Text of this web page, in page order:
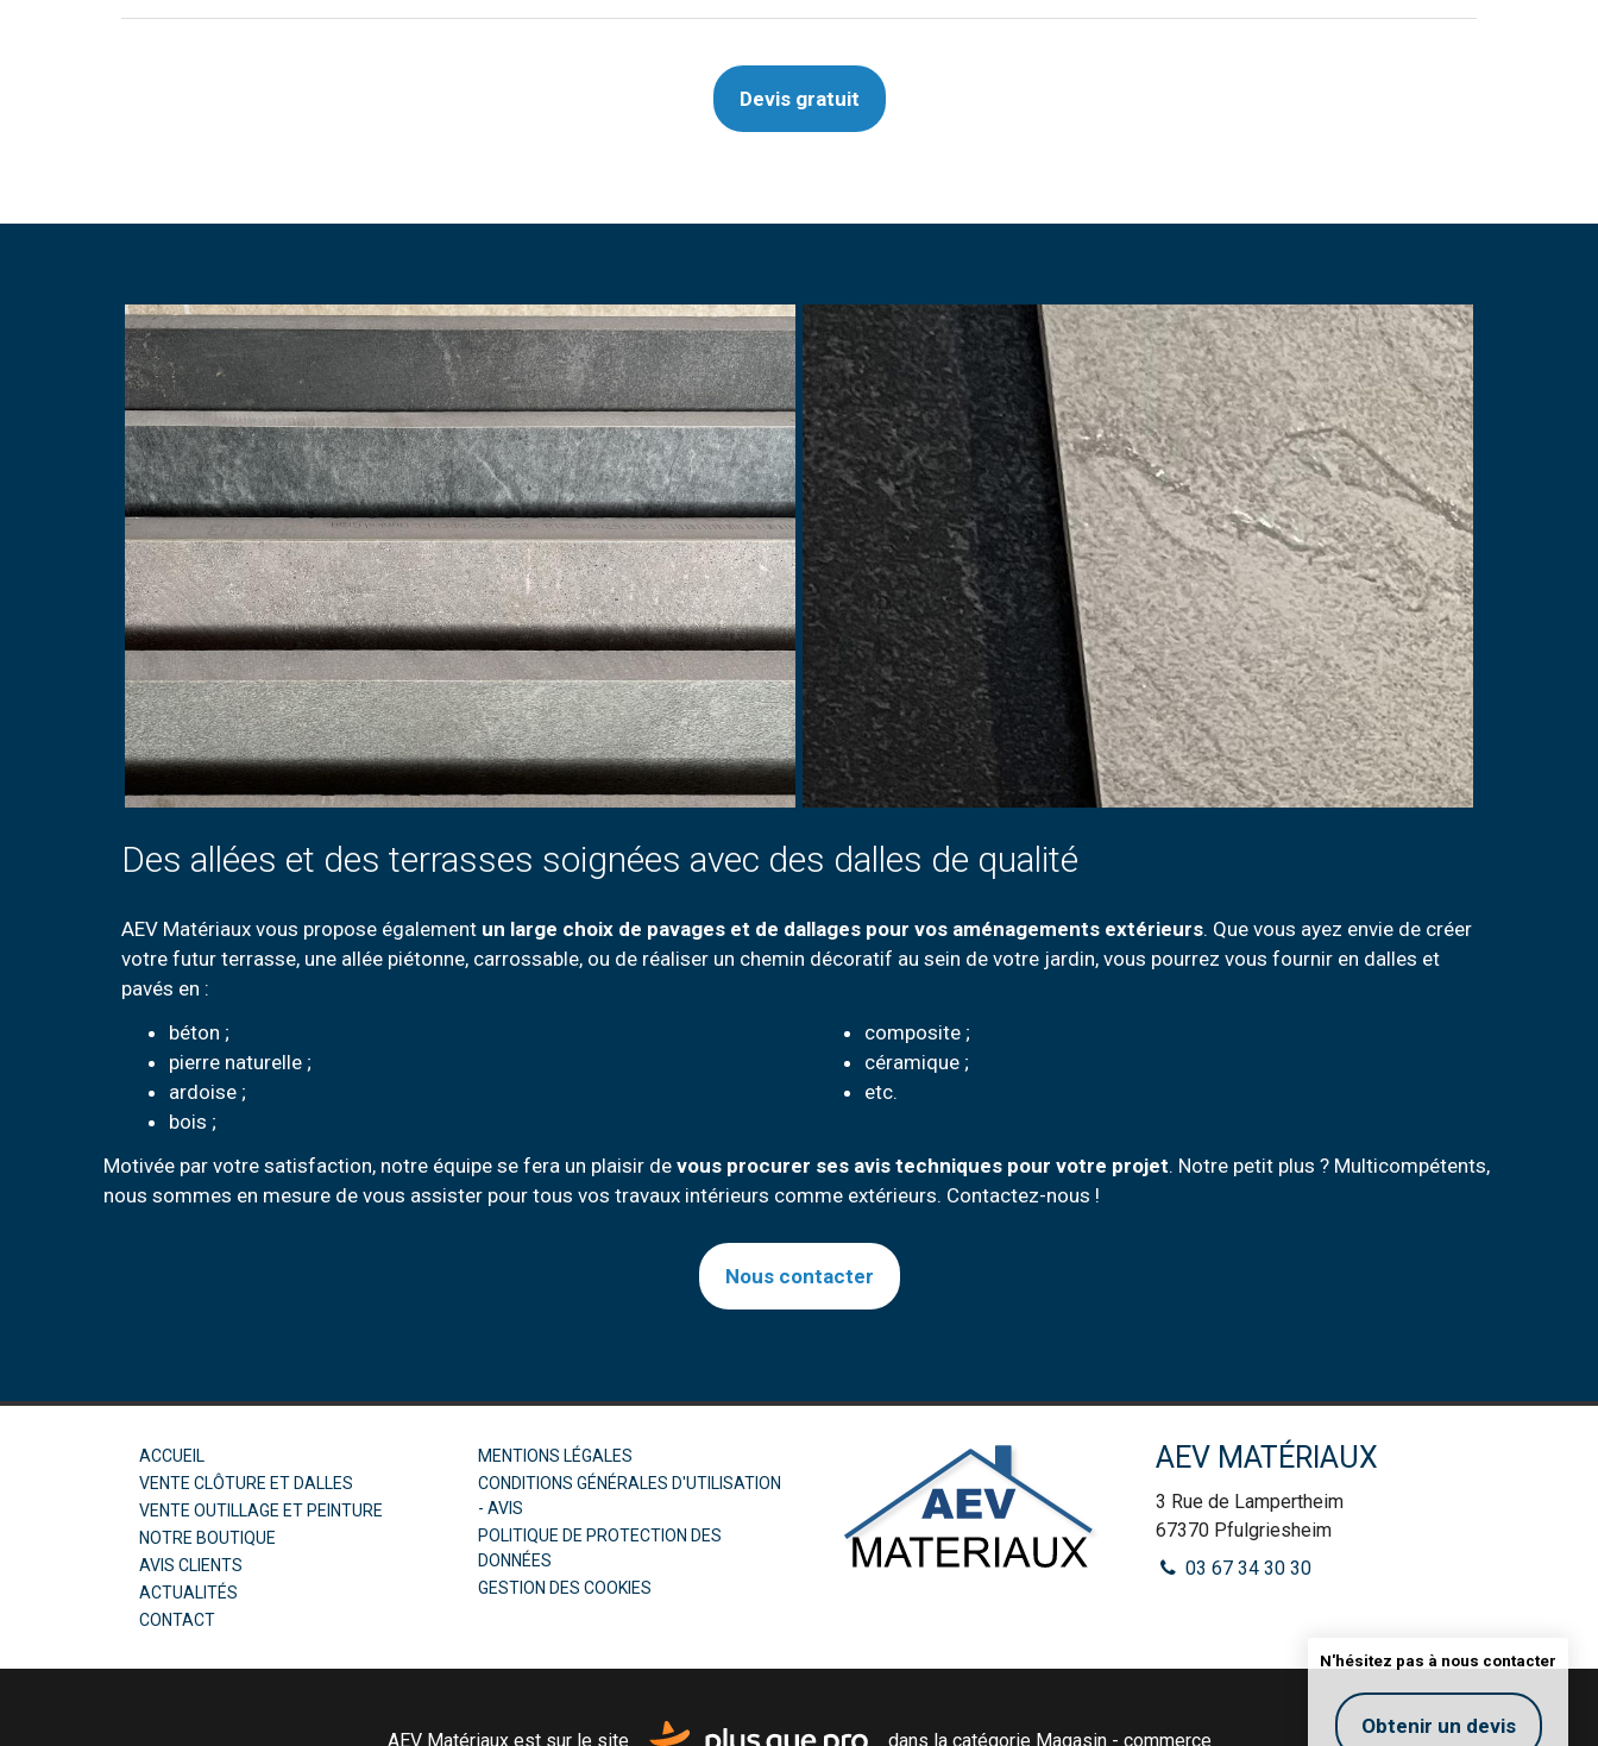
N'hésitez pas à nous contacter
Obtenir un devis
Devis gratuit
Des allées et des terrasses soignées avec des dalles de qualité
AEV Matériaux vous propose également un large choix de pavages et de dallages pour vos aménagements extérieurs. Que vous ayez envie de créer
votre futur terrasse, une allée piétonne, carrossable, ou de réaliser un chemin décoratif au sein de votre jardin, vous pourrez vous fournir en dalles et
pavés en :
béton ;
pierre naturelle ;
ardoise ;
bois ;
composite ;
céramique ;
etc.
Motivée par votre satisfaction, notre équipe se fera un plaisir de vous procurer ses avis techniques pour votre projet. Notre petit plus ? Multicompétents,
nous sommes en mesure de vous assister pour tous vos travaux intérieurs comme extérieurs. Contactez-nous !
Nous contacter
ACCUEIL
VENTE CLÔTURE ET DALLES
VENTE OUTILLAGE ET PEINTURE
NOTRE BOUTIQUE
AVIS CLIENTS
ACTUALITÉS
CONTACT
MENTIONS LÉGALES
CONDITIONS GÉNÉRALES D'UTILISATION
- AVIS
POLITIQUE DE PROTECTION DES
DONNÉES
GESTION DES COOKIES
AEV MATÉRIAUX
3 Rue de Lampertheim
67370 Pfulgriesheim
03 67 34 30 30
AEV Matériaux est sur le site dans la catégorie Magasin - commerce